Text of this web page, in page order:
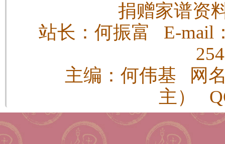
捐赠家谱资
站长：何振富 E-mail
主编：何伟基 网
主）